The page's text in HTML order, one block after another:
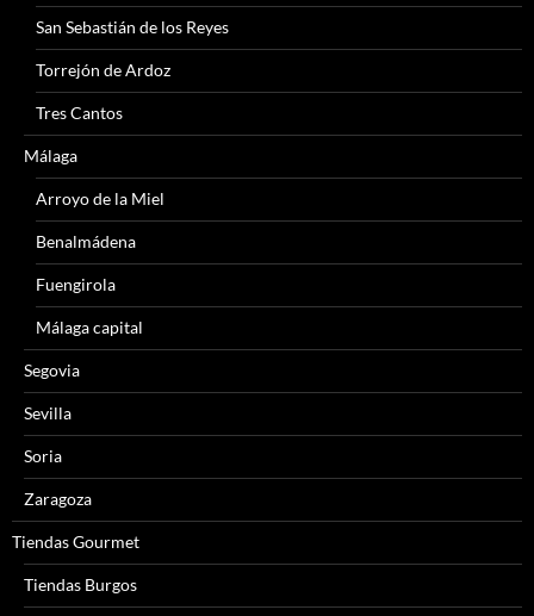
San Sebastián de los Reyes
Torrejón de Ardoz
Tres Cantos
Málaga
Arroyo de la Miel
Benalmádena
Fuengirola
Málaga capital
Segovia
Sevilla
Soria
Zaragoza
Tiendas Gourmet
Tiendas Burgos